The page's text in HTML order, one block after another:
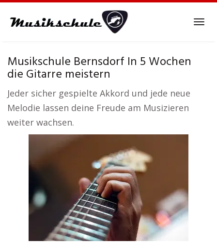
Musikschule Bernsdorf In 5 Wochen
die Gitarre meistern
Jeder sicher gespielte Akkord und jede neue
Melodie lassen deine Freude am Musizieren
weiter wachsen.